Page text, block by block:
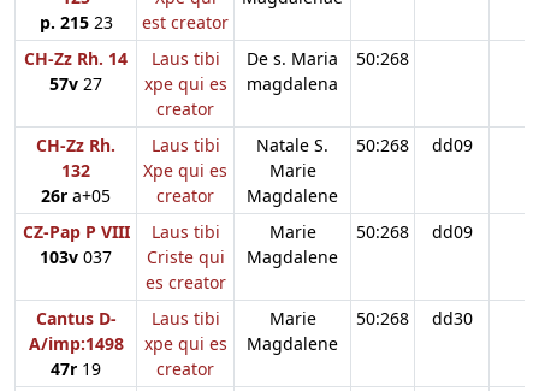
p. 21523
est creator
CH-Zz Rh. 14
57v 27
Laus tibi
xpe qui es
creator
De s. Maria
magdalena
50:268
CH-Zz Rh.
132
26r a+05
Laus tibi
Xpe qui es
creator
Natale S.
Marie
Magdalene
50:268 dd09
CZ-Pap P VIII
103v 037
Laus tibi
Criste qui
es creator
Marie
Magdalene
50:268 dd09
Cantus D-
A/imp:1498
47r 19
Laus tibi
xpe qui es
creator
Marie
Magdalene
50:268 dd30